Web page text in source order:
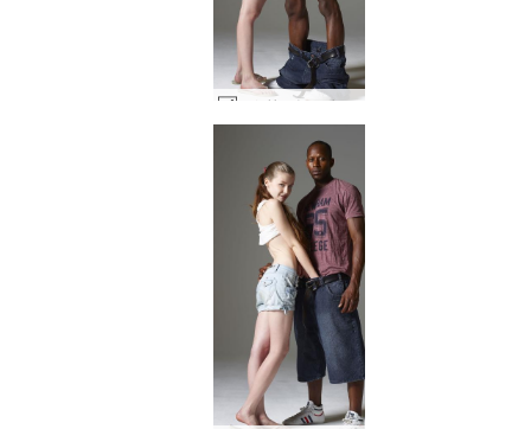
エミリーとマイクのストリートウェア #34